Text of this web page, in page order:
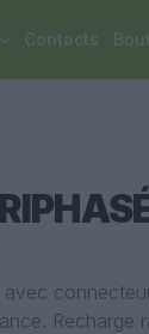
Contacts
Recharge